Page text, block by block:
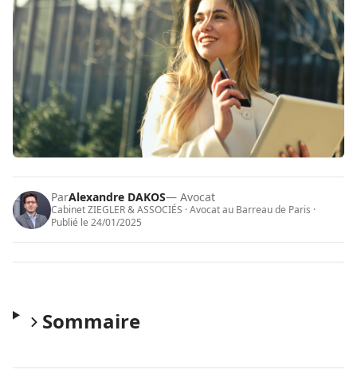
ParAlexandre DAKOS— Avocat
Cabinet ZIEGLER & ASSOCIÉS · Avocat au Barreau de Paris ·
Publié le 24/01/2025
Sommaire